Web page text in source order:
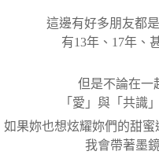
這邊有好多朋友都
有13年、17年、
但是不論在一
「愛」與「共識
如果妳也想炫耀妳們的甜
我會帶著墨